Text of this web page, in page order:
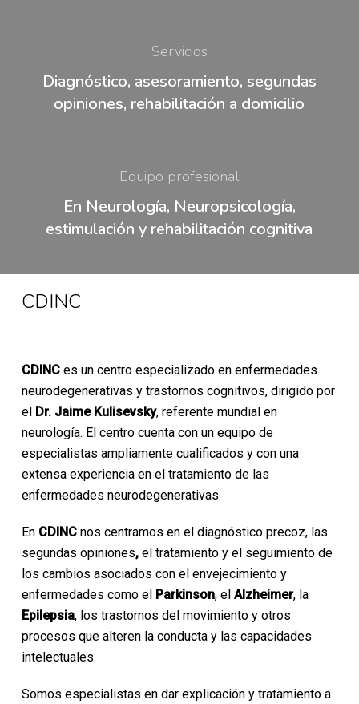
Servicios
Diagnóstico, asesoramiento, segundas
opiniones, rehabilitación a domicilio
Equipo profesional
En Neurología, Neuropsicología,
estimulación y rehabilitación cognitiva
CDINC
CDINC es un centro especializado en enfermedades
neurodegenerativas y trastornos cognitivos, dirigido por
el Dr. Jaime Kulisevsky, referente mundial en
neurología. El centro cuenta con un equipo de
especialistas ampliamente cualificados y con una
extensa experiencia en el tratamiento de las
enfermedades neurodegenerativas.
En CDINC nos centramos en el diagnóstico precoz, las
segundas opiniones,el tratamiento y el seguimiento de
los cambios asociados con el envejecimiento y
enfermedades como el Parkinson, elAlzheimer, la
Epilepsia, los trastornos del movimiento y otros
procesos que alteren la conducta y las capacidades
intelectuales.
Somos especialistas en dar explicación y tratamiento a